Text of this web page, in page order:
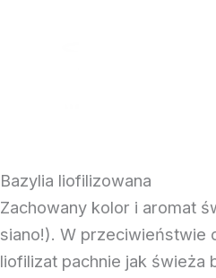
Bazylia liofilizowana
Zachowany kolor i aromat
siano!). W przeciwieństwie
liofilizat pachnie jak świeża